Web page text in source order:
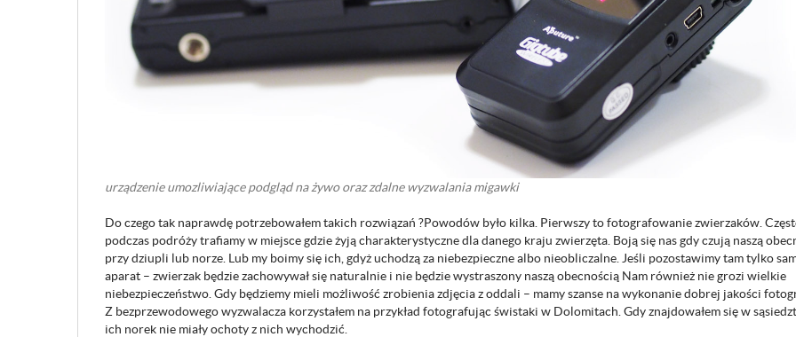
urządzenie umozliwiające podgląd na żywo oraz zdalne wyzwalania migawki
Do czego tak naprawdę potrzebowałem takich rozwiązań ?Powodów było kilka. Pierwszy to fotografowanie zwierzaków.
podczas podróży trafiamy w miejsce gdzie żyją charakterystyczne dla danego kraju zwierzęta. Boją się nas gdy czują naszą
przy dziupli lub norze. Lub my boimy się ich, gdyż uchodzą za niebezpieczne albo nieobliczalne. Jeśli pozostawimy tam tylko
aparat – zwierzak będzie zachowywał się naturalnie i nie będzie wystraszony naszą obecnością Nam również nie grozi wielkie
niebezpieczeństwo. Gdy będziemy mieli możliwość zrobienia zdjęcia z oddali – mamy szanse na wykonanie dobrej jakości
Z bezprzewodowego wyzwalacza korzystałem na przykład fotografując świstaki w Dolomitach. Gdy znajdowałem się w
ich norek nie miały ochoty z nich wychodzić.